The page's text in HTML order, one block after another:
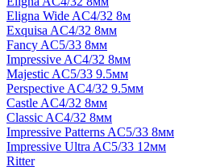
Eligna Wide AC4/32 8м
Exquisa AC4/32 8мм
Fancy AC5/33 8мм
Impressive AC4/32 8мм
Majestic AC5/33 9.5мм
Perspective AC4/32 9.5мм
Castle AC4/32 8мм
Classic AC4/32 8мм
Impressive Patterns AC5/33 8мм
Impressive Ultra AC5/33 12мм
Ritter